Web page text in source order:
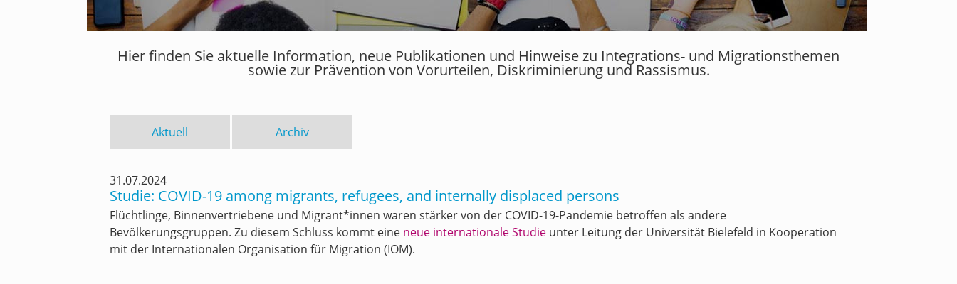
Hier finden Sie aktuelle Information, neue Publikationen und Hinweise zu Integrations- und Migrationsthemen
sowie zur Prävention von Vorurteilen, Diskriminierung und Rassismus.
Aktuell Archiv
31.07.2024
Studie: COVID-19 among migrants, refugees, and internally displaced persons
Flüchtlinge, Binnenvertriebene und Migrant*innen waren stärker von der COVID-19-Pandemie betroffen als andere
Bevölkerungsgruppen. Zu diesem Schluss kommt eine neue internationale Studie unter Leitung der Universität Bielefeld in Kooperation
mit der Internationalen Organisation für Migration (IOM).